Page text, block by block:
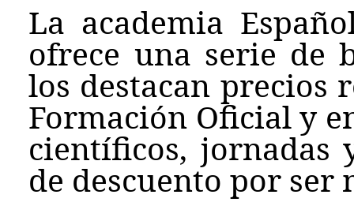
La academia
ofrece una serie de
los destacan precios
Formación Oficial y
científicos, jornadas
de descuento por ser